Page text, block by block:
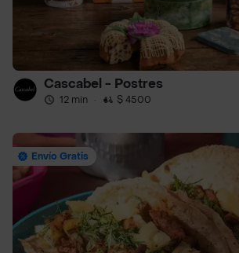
Cascabel - Postres
12 min · $ 4500
Envío Gratis